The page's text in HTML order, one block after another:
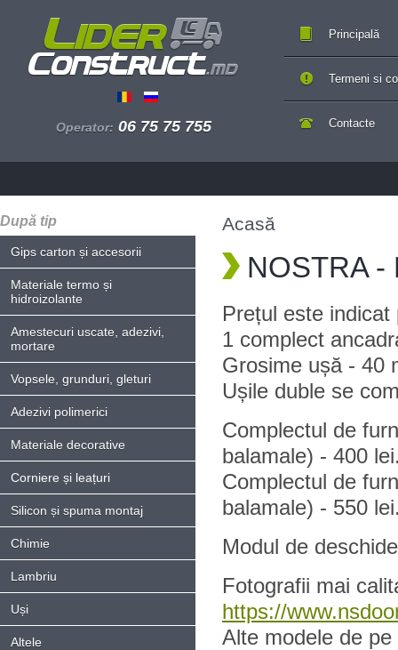
Operator: 06 75 75 755
Principală
Contacte
Termeni si
După tip
Gips carton și accesorii
Materiale termo și
hidroizolante
Amestecuri uscate, adezivi,
mortare
Vopsele, grunduri, gleturi
Adezivi polimerici
Materiale decorative
Corniere și leațuri
Silicon și spuma montaj
Chimie
Lambriu
Uși
Altele
Acasă
NOSTRA -
Prețul este
1 complect
Grosime ușă - 40
Ușile duble se
Complectul de
balamale) - 400
Complectul de
balamale) - 550
Modul de
Fotografii mai
https://
Alte modele de